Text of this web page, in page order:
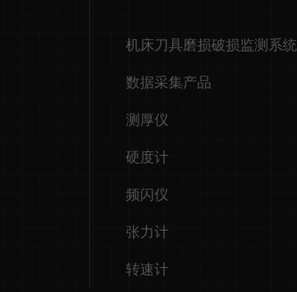
机床刀具磨损破损监测系统
数据采集产品
测厚仪
硬度计
频闪仪
张力计
转速计